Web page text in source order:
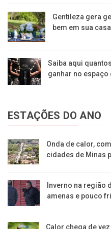
Gentileza gera
bem em sua casa
Saiba aqui
ganhar no espaço
ESTAÇÕES DO ANO
Onda de calor,
cidades de Minas
Inverno na região
amenas e pouco
Calor chega de